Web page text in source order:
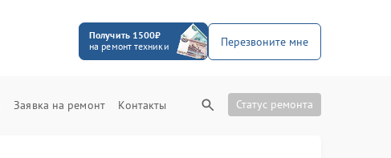
Получить 1500₽
на ремонт техники
Перезвоните мне
Заявка на ремонт Контакты Статус ремонта